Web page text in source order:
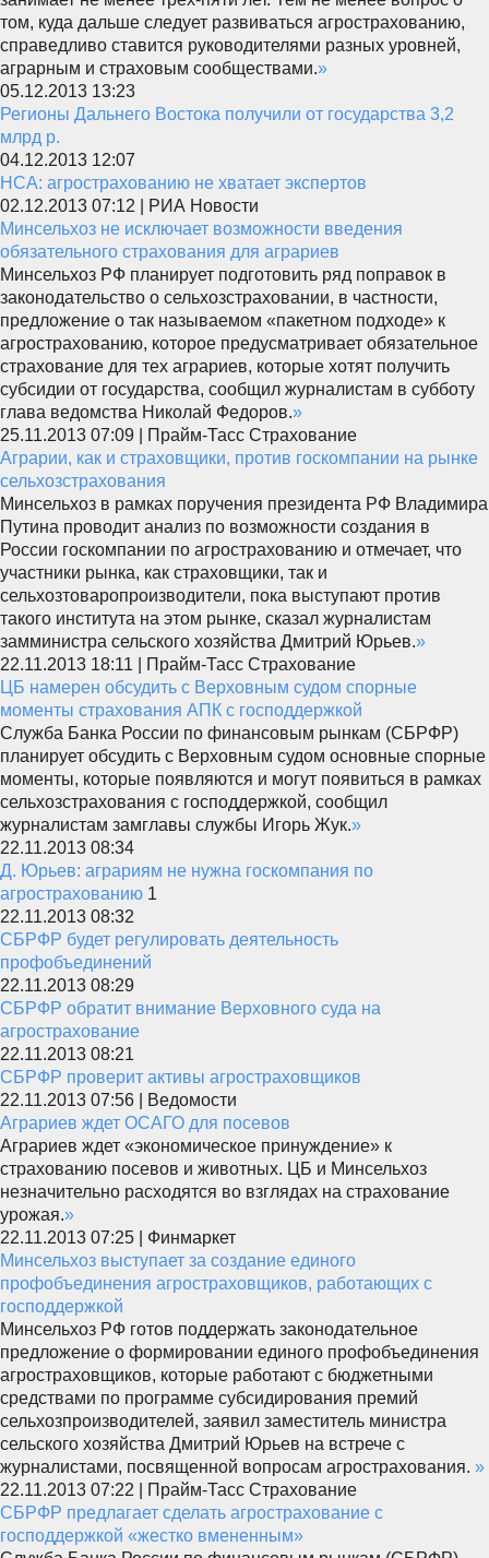
том, куда дальше следует развиваться агрострахованию,
справедливо ставится руководителями разных уровней,
аграрным и страховым сообществами.»
05.12.2013 13:23
Регионы Дальнего Востока получили от государства 3,2
млрд р.
04.12.2013 12:07
НСА: агрострахованию не хватает экспертов
02.12.2013 07:12 | РИА Новости
Минсельхоз не исключает возможности введения
обязательного страхования для аграриев
Минсельхоз РФ планирует подготовить ряд поправок в
законодательство о сельхозстраховании, в частности,
предложение о так называемом «пакетном подходе» к
агрострахованию, которое предусматривает обязательное
страхование для тех аграриев, которые хотят получить
субсидии от государства, сообщил журналистам в субботу
глава ведомства Николай Федоров.»
25.11.2013 07:09 | Прайм-Тасс Страхование
Аграрии, как и страховщики, против госкомпании на рынке
сельхозстрахования
Минсельхоз в рамках поручения президента РФ Владимира
Путина проводит анализ по возможности создания в
России госкомпании по агрострахованию и отмечает, что
участники рынка, как страховщики, так и
сельхозтоваропроизводители, пока выступают против
такого института на этом рынке, сказал журналистам
замминистра сельского хозяйства Дмитрий Юрьев.»
22.11.2013 18:11 | Прайм-Тасс Страхование
ЦБ намерен обсудить с Верховным судом спорные
моменты страхования АПК с господдержкой
Служба Банка России по финансовым рынкам (СБРФР)
планирует обсудить с Верховным судом основные спорные
моменты, которые появляются и могут появиться в рамках
сельхозстрахования с господдержкой, сообщил
журналистам замглавы службы Игорь Жук.»
22.11.2013 08:34
Д. Юрьев: аграриям не нужна госкомпания по
агрострахованию 1
22.11.2013 08:32
СБРФР будет регулировать деятельность
профобъединений
22.11.2013 08:29
СБРФР обратит внимание Верховного суда на
агрострахование
22.11.2013 08:21
СБРФР проверит активы агростраховщиков
22.11.2013 07:56 | Ведомости
Аграриев ждет ОСАГО для посевов
Аграриев ждет «экономическое принуждение» к
страхованию посевов и животных. ЦБ и Минсельхоз
незначительно расходятся во взглядах на страхование
урожая.»
22.11.2013 07:25 | Финмаркет
Минсельхоз выступает за создание единого
профобъединения агростраховщиков, работающих с
господдержкой
Минсельхоз РФ готов поддержать законодательное
предложение о формировании единого профобъединения
агростраховщиков, которые работают с бюджетными
средствами по программе субсидирования премий
сельхозпроизводителей, заявил заместитель министра
сельского хозяйства Дмитрий Юрьев на встрече с
журналистами, посвященной вопросам агрострахования. »
22.11.2013 07:22 | Прайм-Тасс Страхование
СБРФР предлагает сделать агрострахование с
господдержкой «жестко вмененным»